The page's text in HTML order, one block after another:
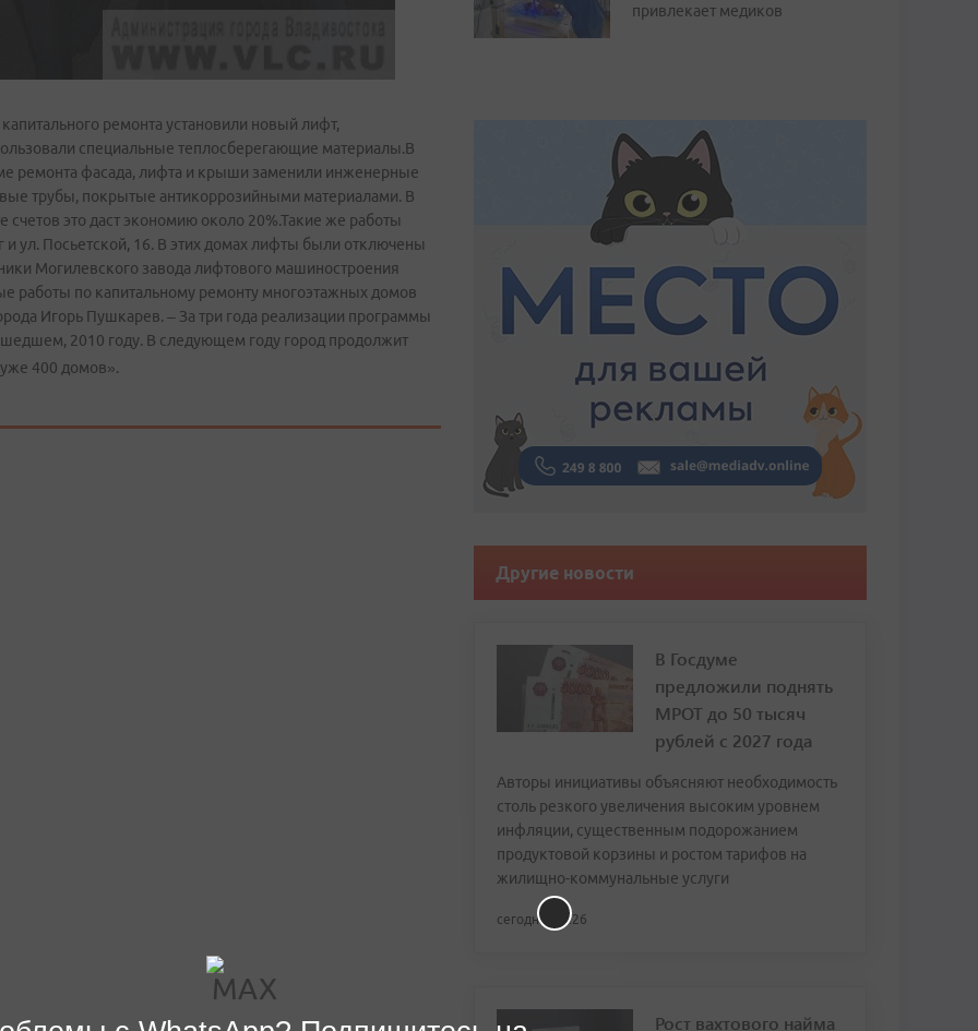
ремонта установили новый лифт,
специальные теплосберегающие материалы.В
ремонта фасада, лифта и крыши заменили инженерные
трубы, покрытые антикоррозийными материалами. В
это даст экономию около 20%.Такие же работы
ул. Посьетской, 16. В этих домах лифты были отключены
Могилевского завода лифтового машиностроения
по капитальному ремонту многоэтажных домов
Игорь Пушкарев. – За три года реализации программы
2010 году. В следующем году город продолжит
уже 400 домов».
привлекает медиков
Другие новости
В Госдуме
предложили поднять
МРОТ до 50 тысяч
рублей с 2027 года
Авторы инициативы объясняют необходимость
столь резкого увеличения высоким уровнем
инфляции, существенным подорожанием
продуктовой корзины и ростом тарифов на
жилищно-коммунальные услуги
сегодня, 13:26
Рост вахтового найма